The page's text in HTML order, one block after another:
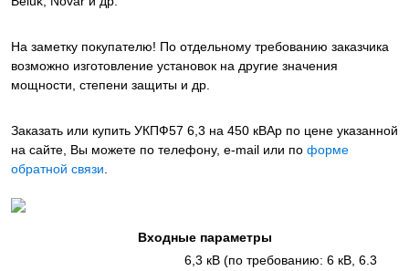
На заметку покупателю! По отдельному требованию заказчика
возможно изготовление установок на другие значения
мощности, степени защиты и др.
Заказать или купить УКПФ57 6,3 на 450 кВАр по цене указанной
на сайте, Вы можете по телефону, e-mail или по форме
обратной связи.
Входные параметры
6,3 кВ (по требованию: 6 кВ, 6.3